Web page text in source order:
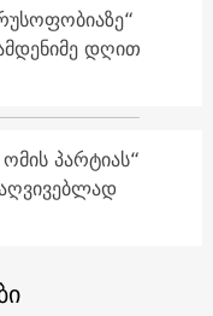
დღით
პარტიას“